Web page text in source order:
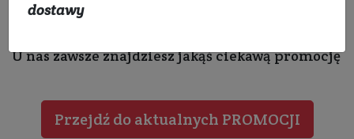
Ale nie martw się
U nas zawsze znajdziesz jakąś ciekawą promocję
Przejdź do aktualnych PROMOCJI
dostawy